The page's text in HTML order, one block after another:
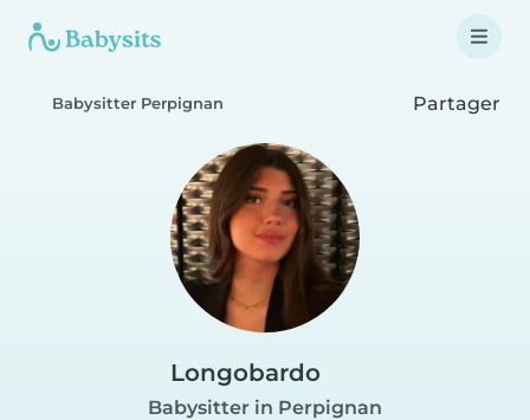
Babysitter Perpignan Partager
Longobardo
Babysitter in Perpignan